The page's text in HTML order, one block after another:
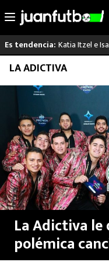
Saltar
contenido
Es tendencia: Katia Itzel e
LO ÚLTIMO
RAYADOS
PUMAS
ATLANTE
SELECCIÓN MEXICANA
FUTBOL
LA ADICTIVA
La Adictiva le
polémica